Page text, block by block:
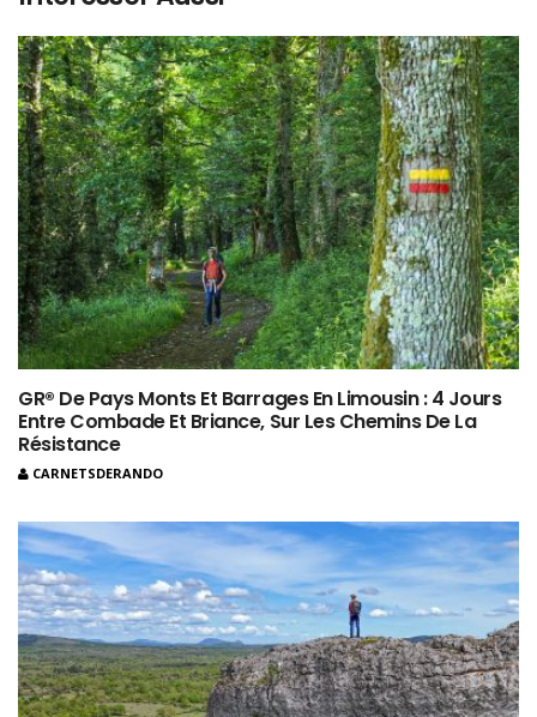
GR® De Pays Monts Et Barrages En Limousin : 4 Jours
Entre Combade Et Briance, Sur Les Chemins De La
Résistance
CARNETSDERANDO